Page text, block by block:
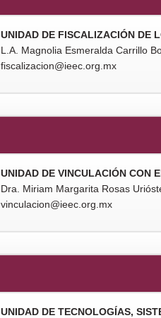
UNIDAD DE FISCALIZACIÓN DE
L.A. Magnolia Esmeralda Carrillo
fiscalizacion@ieec.org.mx
UNIDAD DE VINCULACIÓN CON
Dra. Miriam Margarita Rosas
vinculacion@ieec.org.mx
UNIDAD DE TECNOLOGÍAS,